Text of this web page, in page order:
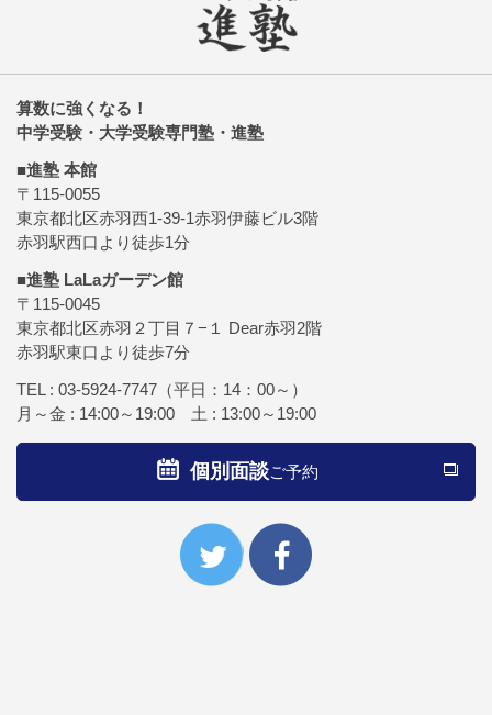
算数に強くなる！
中学受験・大学受験専門塾・進塾
■進塾 本館
〒115-0055
東京都北区赤羽西1-39-1赤羽伊藤ビル3階
赤羽駅西口より徒歩1分
■進塾 LaLaガーデン館
〒115-0045
東京都北区赤羽２丁目７−１ Dear赤羽2階
赤羽駅東口より徒歩7分
TEL : 03-5924-7747 （平日：14：00～）
月～金 : 14:00～19:00 土 : 13:00～19:00
個別面談ご予約